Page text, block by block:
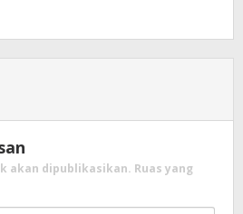
akan dipublikasikan. Ruas yang